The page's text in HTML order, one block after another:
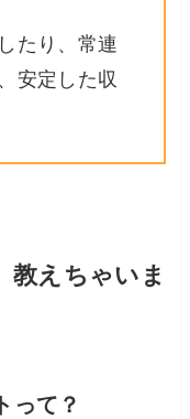
たり、常連
安定した収
教えちゃいま
って？